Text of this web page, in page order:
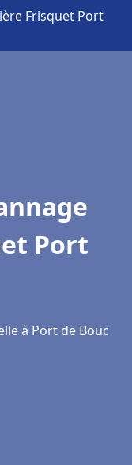
Frisquet Port
Port
à Port de Bouc